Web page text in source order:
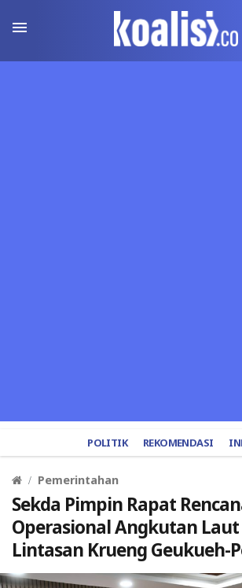
POLITIK REKOMENDASI
Pemerintahan
Sekda Pimpin Rapat
Operasional Angkutan
Lintasan Krueng Geukueh-